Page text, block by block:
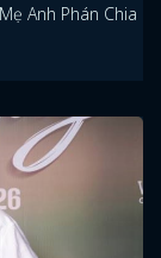
Anh Phán Chia